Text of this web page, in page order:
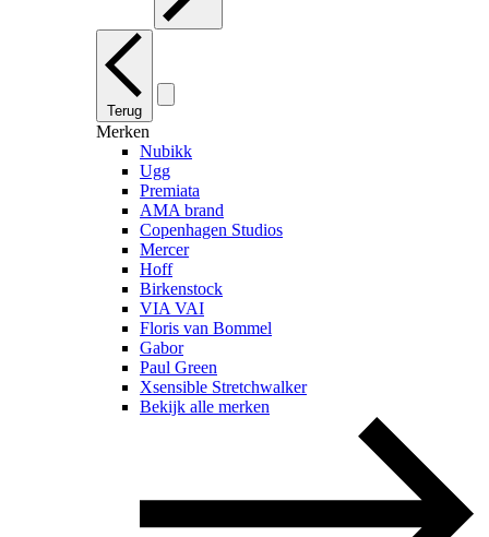
Terug
Merken
Nubikk
Ugg
Premiata
AMA brand
Copenhagen Studios
Mercer
Hoff
Birkenstock
VIA VAI
Floris van Bommel
Gabor
Paul Green
Xsensible Stretchwalker
Bekijk alle merken